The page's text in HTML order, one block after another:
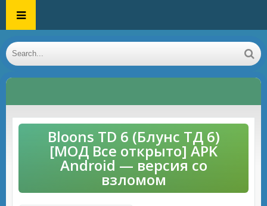
Bloons TD 6 (Блунс ТД 6)
[МОД Все открыто] APK
Android — версия со
взломом